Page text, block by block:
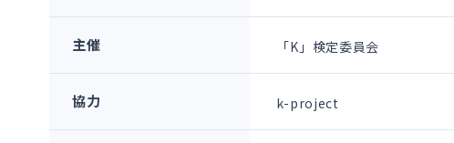
主催 「K」検定委員会
協力 k-project